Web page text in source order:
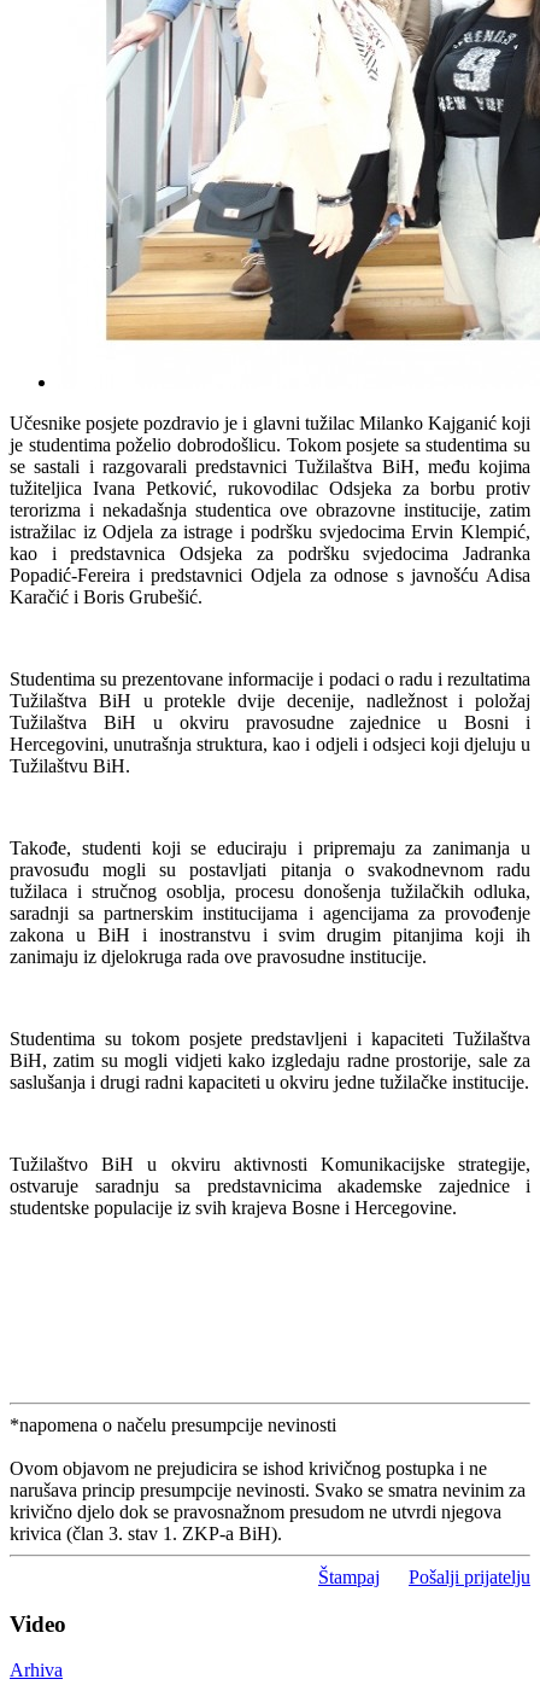
Učesnike posjete pozdravio je i glavni tužilac Milanko Kajganić koji
je studentima poželio dobrodošlicu. Tokom posjete sa studentima su
se sastali i razgovarali predstavnici Tužilaštva BiH, među kojima
tužiteljica Ivana Petković, rukovodilac Odsjeka za borbu protiv
terorizma i nekadašnja studentica ove obrazovne institucije, zatim
istražilac iz Odjela za istrage i podršku svjedocima Ervin Klempić,
kao i predstavnica Odsjeka za podršku svjedocima Jadranka
Popadić-Fereira i predstavnici Odjela za odnose s javnošću Adisa
Karačić i Boris Grubešić.
Studentima su prezentovane informacije i podaci o radu i rezultatima
Tužilaštva BiH u protekle dvije decenije, nadležnost i položaj
Tužilaštva BiH u okviru pravosudne zajednice u Bosni i
Hercegovini, unutrašnja struktura, kao i odjeli i odsjeci koji djeluju u
Tužilaštvu BiH.
Takođe, studenti koji se educiraju i pripremaju za zanimanja u
pravosuđu mogli su postavljati pitanja o svakodnevnom radu
tužilaca i stručnog osoblja, procesu donošenja tužilačkih odluka,
saradnji sa partnerskim institucijama i agencijama za provođenje
zakona u BiH i inostranstvu i svim drugim pitanjima koji ih
zanimaju iz djelokruga rada ove pravosudne institucije.
Studentima su tokom posjete predstavljeni i kapaciteti Tužilaštva
BiH, zatim su mogli vidjeti kako izgledaju radne prostorije, sale za
saslušanja i drugi radni kapaciteti u okviru jedne tužilačke institucije.
Tužilaštvo BiH u okviru aktivnosti Komunikacijske strategije,
ostvaruje saradnju sa predstavnicima akademske zajednice i
studentske populacije iz svih krajeva Bosne i Hercegovine.
*napomena o načelu presumpcije nevinosti
Ovom objavom ne prejudicira se ishod krivičnog postupka i ne
narušava princip presumpcije nevinosti. Svako se smatra nevinim za
krivično djelo dok se pravosnažnom presudom ne utvrdi njegova
krivica (član 3. stav 1. ZKP-a BiH).
Štampaj Pošalji prijatelju
Video
Arhiva